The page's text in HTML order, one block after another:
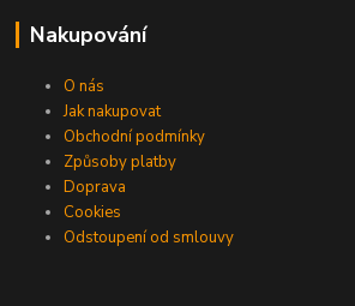
Nakupování
O nás
Jak nakupovat
Obchodní podmínky
Způsoby platby
Doprava
Cookies
Odstoupení od smlouvy